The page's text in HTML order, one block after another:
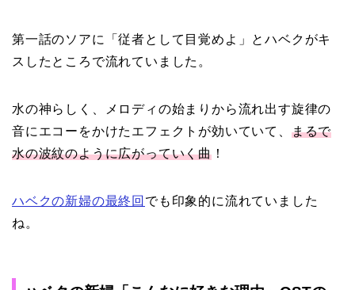
第一話のソアに「従者として目覚めよ」とハベクがキ
スしたところで流れていました。
水の神らしく、メロディの始まりから流れ出す旋律の
音にエコーをかけたエフェクトが効いていて、 まるで
水の波紋のように広がっていく曲 ！
ハベクの新婦の最終回 でも印象的に流れていました
ね。